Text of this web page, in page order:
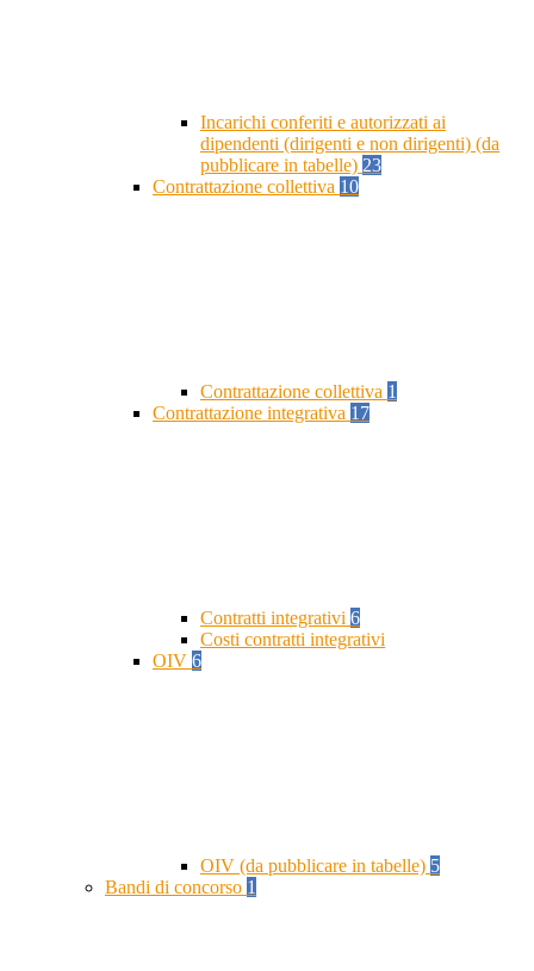
Incarichi conferiti e autorizzati ai
dipendenti (dirigenti e non dirigenti) (da
pubblicare in tabelle) 23
Contrattazione collettiva 10
Contrattazione collettiva 1
Contrattazione integrativa 17
Contratti integrativi 6
Costi contratti integrativi
OIV 6
OIV (da pubblicare in tabelle) 5
Bandi di concorso 1